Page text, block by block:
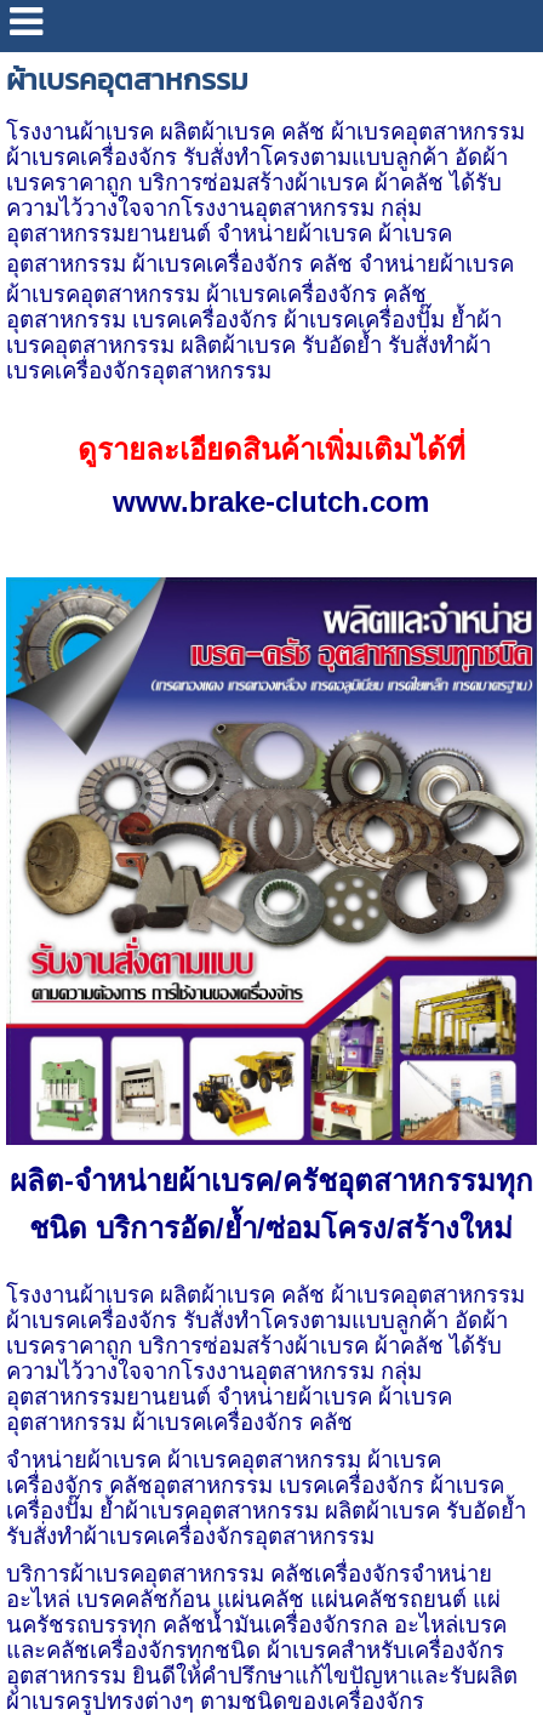
ผ้าเบรคอุตสาหกรรม
โรงงานผ้าเบรค ผลิตผ้าเบรค คลัช ผ้าเบรคอุตสาหกรรม
ผ้าเบรคเครื่องจักร รับสั่งทำโครงตามแบบลูกค้า อัดผ้า
เบรคราคาถูก บริการซ่อมสร้างผ้าเบรค ผ้าคลัช ได้รับ
ความไว้วางใจจากโรงงานอุตสาหกรรม กลุ่ม
อุตสาหกรรมยานยนต์ จำหน่ายผ้าเบรค ผ้าเบรค
อุตสาหกรรม ผ้าเบรคเครื่องจักร คลัช จำหน่ายผ้าเบรค
ผ้าเบรคอุตสาหกรรม ผ้าเบรคเครื่องจักร คลัช
อุตสาหกรรม เบรคเครื่องจักร ผ้าเบรคเครื่องปั๊ม ย้ำผ้า
เบรคอุตสาหกรรม ผลิตผ้าเบรค รับอัดย้ำ รับสั่งทำผ้า
เบรคเครื่องจักรอุตสาหกรรม
ดูรายละเอียดสินค้าเพิ่มเติมได้ที่
www.brake-clutch.com
ผลิต-จำหน่ายผ้าเบรค/ครัชอุตสาหกรรมทุก
ชนิด บริการอัด/ย้ำ/ซ่อมโครง/สร้างใหม่
โรงงานผ้าเบรค ผลิตผ้าเบรค คลัช ผ้าเบรคอุตสาหกรรม
ผ้าเบรคเครื่องจักร รับสั่งทำโครงตามแบบลูกค้า อัดผ้า
เบรคราคาถูก บริการซ่อมสร้างผ้าเบรค ผ้าคลัช ได้รับ
ความไว้วางใจจากโรงงานอุตสาหกรรม กลุ่ม
อุตสาหกรรมยานยนต์ จำหน่ายผ้าเบรค ผ้าเบรค
อุตสาหกรรม ผ้าเบรคเครื่องจักร คลัช
จำหน่ายผ้าเบรค ผ้าเบรคอุตสาหกรรม ผ้าเบรค
เครื่องจักร คลัชอุตสาหกรรม เบรคเครื่องจักร ผ้าเบรค
เครื่องปั๊ม ย้ำผ้าเบรคอุตสาหกรรม ผลิตผ้าเบรค รับอัดย้ำ
รับสั่งทำผ้าเบรคเครื่องจักรอุตสาหกรรม
บริการผ้าเบรคอุตสาหกรรม คลัชเครื่องจักรจำหน่าย
อะไหล่ เบรคคลัชก้อน แผ่นคลัช แผ่นคลัชรถยนต์ แผ่
นครัชรถบรรทุก คลัชน้ำมันเครื่องจักรกล อะไหล่เบรค
และคลัชเครื่องจักรทุกชนิด ผ้าเบรคสำหรับเครื่องจักร
อุตสาหกรรม ยินดีให้คำปรึกษาแก้ไขปัญหาและรับผลิต
ผ้าเบรครูปทรงต่างๆ ตามชนิดของเครื่องจักร